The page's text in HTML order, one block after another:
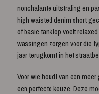
nonchalante uitstraling en
high waisted denim short
of basic tanktop voelt
wassingen zorgen voor die
jaar terugkomt in het
Voor wie houdt van een
een perfecte keuze. Deze